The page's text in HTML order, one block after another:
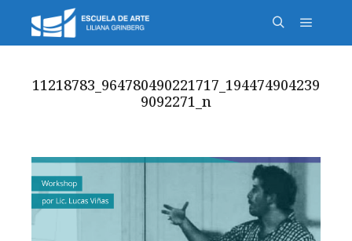
11218783_964780490221717_194474904239
9092271_n